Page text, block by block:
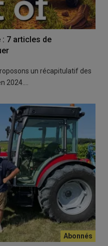
7 articles de
un récapitulatif des
2024.…